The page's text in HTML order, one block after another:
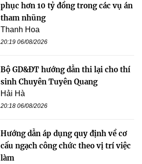
phục hơn 10 tỷ đồng trong các vụ án
tham nhũng
Thanh Hoa
20:19 06/08/2026
Bộ GD&ĐT hướng dẫn thi lại cho thí
sinh Chuyên Tuyên Quang
Hải Hà
20:18 06/08/2026
Hướng dẫn áp dụng quy định về cơ
cấu ngạch công chức theo vị trí việc
làm